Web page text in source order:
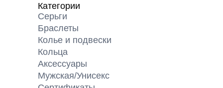
Категории
Серьги
Браслеты
Колье и подвески
Кольца
Аксессуары
Мужская/Унисекс